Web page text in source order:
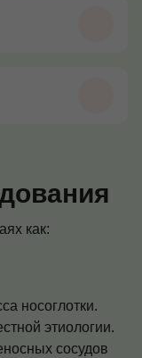
как:
носоглотки.
этиологии.
сосудов